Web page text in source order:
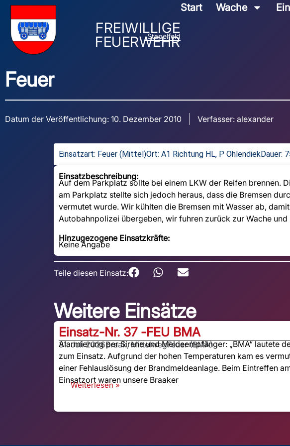
FREIWILLIGE
FEUERWEHR
Stapelfeld
Start Wache
Feuer
Datum der Veröffentlichung: 10. Dezember 2010 Verfasser: alexander
Einsatzart: Feuer (Mittel)Ort: A1 Richtung HL, P OhlendiekDauer:
Einsatzbeschreibung:
Auf dem Parkplatz sollte bei einem LKW der Reifen brennen.
am Parkplatz stellte sich jedoch heraus, dass die Bremsen
vermutet wurde. Wir kühlten die Bremsen mit Wasser ab,
Autobahnpolizei übergeben, wir fuhren zurück zur Wache
Hinzugezogene Einsatzkräfte:
Keine Angabe
Teile diesen Einsatz:
Weitere Einsätze
Einsatz-Nr. 37 -FEU BMA
31. Juli 2026Braak, MittelwegFeuer (BMA)
Alarmierung per Sirene und Meldeempfänger: „BMA“ lautete
zum Einsatz. Aufgrund der hohen Temperaturen kam es
einer Fehlauslösung der Brandmeldeanlage. Beim Eintreffen
Einsatzort waren unsere Braaker
Weiterlesen »